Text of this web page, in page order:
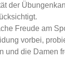
der
Freude am
vorbei,
und die Damen